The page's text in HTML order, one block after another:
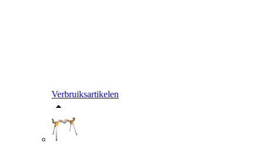
Verbruiksartikelen